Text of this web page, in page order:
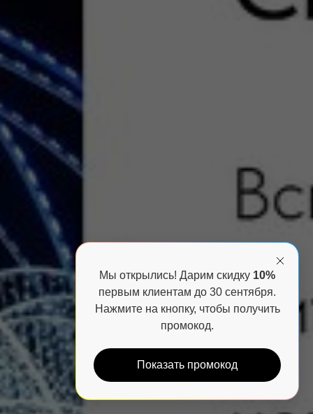
Мы открылись! Дарим скидку 10%
первым клиентам до 30 сентября.
Нажмите на кнопку, чтобы получить
промокод.
Показать промокод